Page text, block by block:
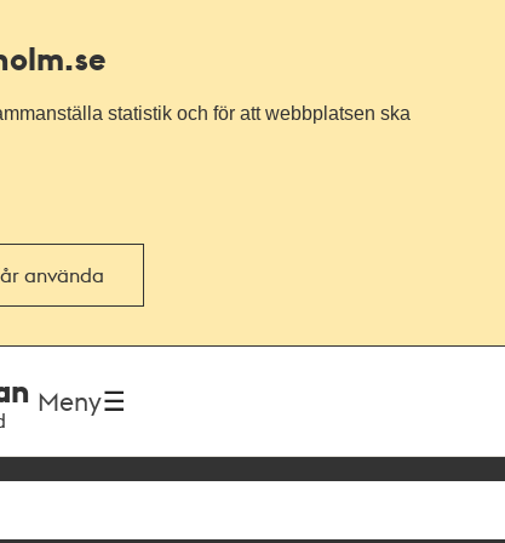
statistik och för att webbplatsen ska
använda
Meny